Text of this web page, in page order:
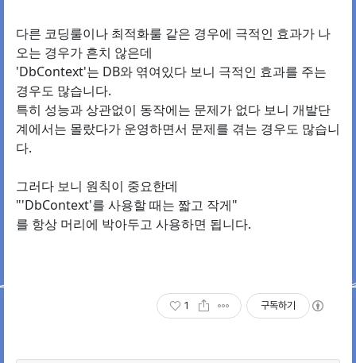
다른 코딩룰이나 최적화룰 같은 경우에 극적인 효과가 나
오는 경우가 흔치 않은데
'DbContext'는 DB와 엮여있다 보니 극적인 효과를 주는
경우도 많습니다.
특히 성능과 상관없이 동작에는 문제가 없다 보니 개발단
계에서는 몰랐다가 운영하면서 문제를 겪는 경우도 많습니
다.
그러다 보니 원칙이 중요한데
"'DbContext'를 사용할 때는 짧고 작게"
를 항상 머리에 박아두고 사용하면 됩니다.
1 구독하기